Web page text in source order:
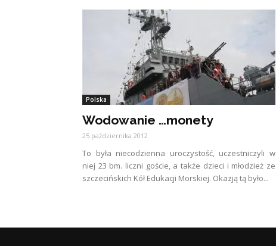
Polska
Wodowanie …monety
25 października 2012
To była niecodzienna uroczystość, uczestniczyli w
niej 23 bm. liczni goście, a także dzieci i młodzież ze
szczecińskich Kół Edukacji Morskiej. Okazją tą było...